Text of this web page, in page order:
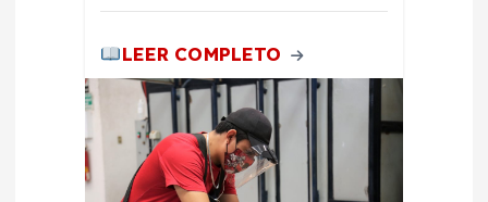
LEER COMPLETO